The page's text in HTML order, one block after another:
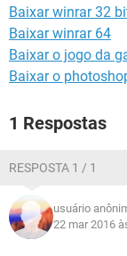
Baixar winrar 32
Baixar winrar 64
Baixar o jogo da
Baixar o
1 Respostas
RESPOSTA 1 / 1
usuário
22 mar 2016